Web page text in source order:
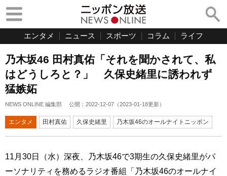
エンタメ ニュース スポーツ コラム ライフ
乃木坂46 田村真佑「それを聞かされて、私
はどうしろと？」 久保史緒里に誘われず
猛嫉妬
NEWS ONLINE 編集部 公開： 2022-12-07 （2023-01-18更新）
エンタメ 田村真佑 久保史緒里 乃木坂46のオールナイトニッポン
11月30日（水）深夜、乃木坂46で3期生の久保史緒里がパ
ーソナリティを務めるラジオ番組「乃木坂46のオールナイ